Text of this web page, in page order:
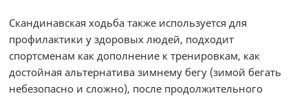
Скандинавская ходьба также используется для
профилактики у здоровых людей, подходит
спортсменам как дополнение к тренировкам, как
достойная альтернатива зимнему бегу (зимой бегать
небезопасно и сложно), после продолжительного